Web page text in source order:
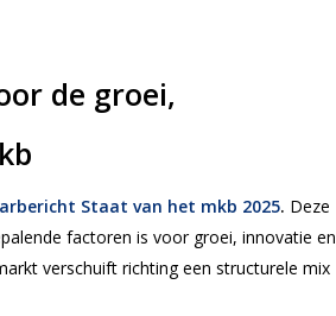
de groei,
Staat van het mkb 2025. Deze
factoren is voor groei, innovatie en
verschuift richting een structurele mix